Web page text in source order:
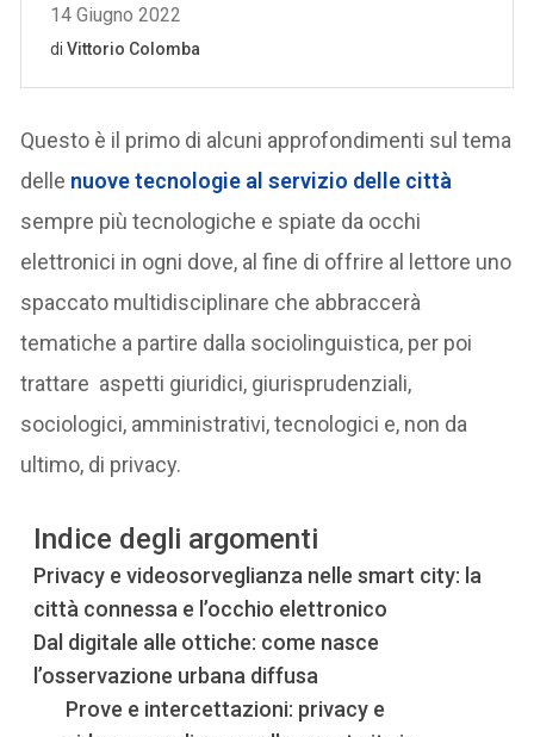
Questo è il primo di alcuni approfondimenti sul tema
delle nuove tecnologie al servizio delle città
sempre più tecnologiche e spiate da occhi
elettronici in ogni dove, al fine di offrire al lettore uno
spaccato multidisciplinare che abbraccerà
tematiche a partire dalla sociolinguistica, per poi
trattare aspetti giuridici, giurisprudenziali,
sociologici, amministrativi, tecnologici e, non da
ultimo, di privacy.
Indice degli argomenti
Privacy e videosorveglianza nelle smart city: la
città connessa e l’occhio elettronico
Dal digitale alle ottiche: come nasce
l’osservazione urbana diffusa
Prove e intercettazioni: privacy e